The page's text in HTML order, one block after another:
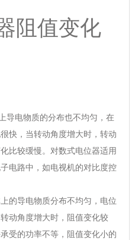
阻值变化
电物质的分布也不均匀，在
快，当转动角度增大时，转动
比较缓慢。对数式电位器适用
电路中，如电视机的对比度控
导电物质分布不均匀，电位
动角度增大时，阻值变化较
受的功率不等，阻值变化小的